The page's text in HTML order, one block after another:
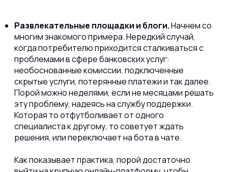
Развлекательные площадки и блоги.Начнем со
многим знакомого примера. Нередкий случай,
когда потребителю приходится сталкиваться с
проблемами в сфере банковских услуг:
необоснованные комиссии, подключенные
скрытые услуги, потерянные платежи и так далее.
Порой можно неделями, если не месяцами решать
эту проблему, надеясь на службу поддержки.
Которая то отфутболивает от одного
специалиста к другому, то советует ждать
решения, или переключает на бота в чате.
Как показывает практика, порой достаточно